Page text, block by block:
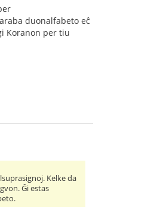
duonalfabeto eĉ
Koranon per tiu
Kelke da
Ĝi estas